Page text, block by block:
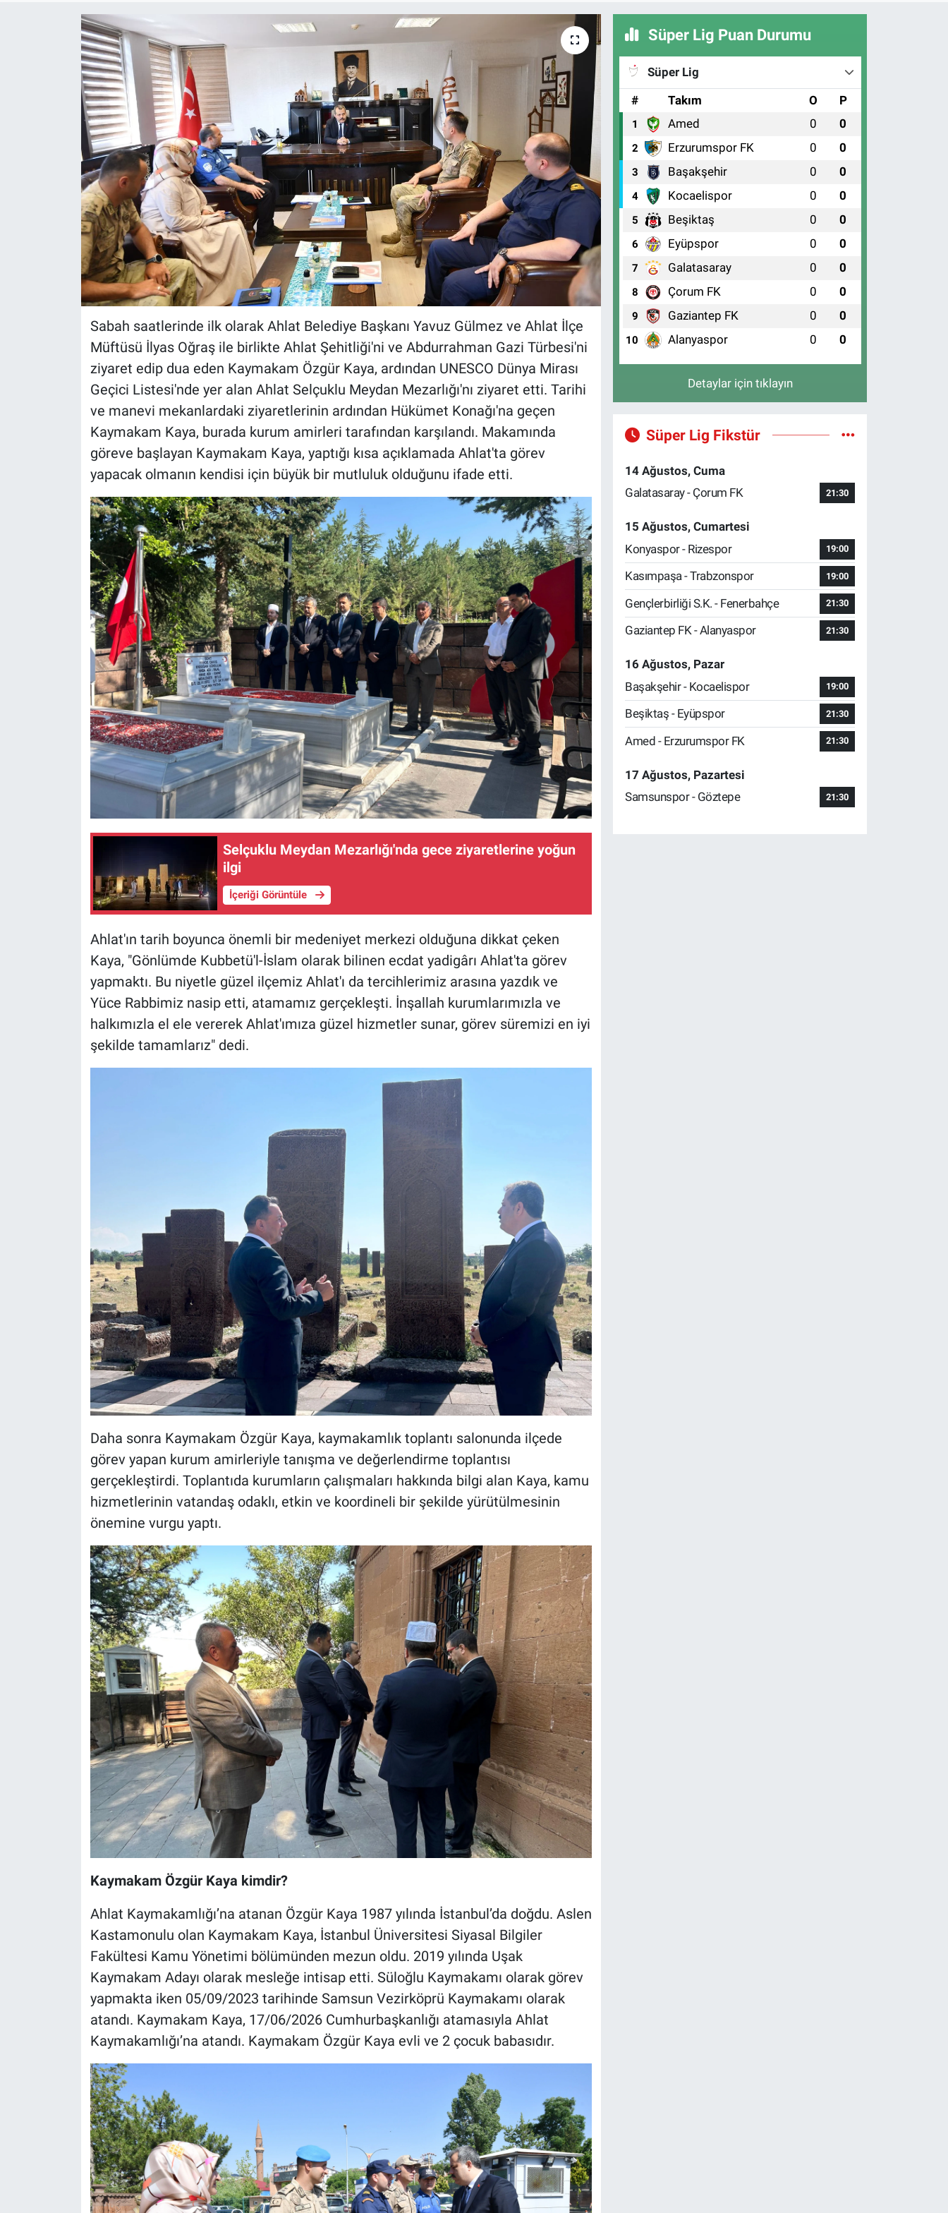
Sabah saatlerinde ilk olarak Ahlat Belediye Başkanı Yavuz Gülmez ve Ahlat İlçe
Müftüsü İlyas Oğraş ile birlikte Ahlat Şehitliği'ni ve Abdurrahman Gazi Türbesi'ni
ziyaret edip dua eden Kaymakam Özgür Kaya, ardından UNESCO Dünya Mirası
Geçici Listesi'nde yer alan Ahlat Selçuklu Meydan Mezarlığı'nı ziyaret etti. Tarihi
ve manevi mekanlardaki ziyaretlerinin ardından Hükümet Konağı'na geçen
Kaymakam Kaya, burada kurum amirleri tarafından karşılandı. Makamında
göreve başlayan Kaymakam Kaya, yaptığı kısa açıklamada Ahlat'ta görev
yapacak olmanın kendisi için büyük bir mutluluk olduğunu ifade etti.
Selçuklu Meydan Mezarlığı'nda gece ziyaretlerine yoğun
ilgi
İçeriği Görüntüle
Ahlat'ın tarih boyunca önemli bir medeniyet merkezi olduğuna dikkat çeken
Kaya, "Gönlümde Kubbetü'l-İslam olarak bilinen ecdat yadigârı Ahlat'ta görev
yapmaktı. Bu niyetle güzel ilçemiz Ahlat'ı da tercihlerimiz arasına yazdık ve
Yüce Rabbimiz nasip etti, atamamız gerçekleşti. İnşallah kurumlarımızla ve
halkımızla el ele vererek Ahlat'ımıza güzel hizmetler sunar, görev süremizi en iyi
şekilde tamamlarız" dedi.
Daha sonra Kaymakam Özgür Kaya, kaymakamlık toplantı salonunda ilçede
görev yapan kurum amirleriyle tanışma ve değerlendirme toplantısı
gerçekleştirdi. Toplantıda kurumların çalışmaları hakkında bilgi alan Kaya, kamu
hizmetlerinin vatandaş odaklı, etkin ve koordineli bir şekilde yürütülmesinin
önemine vurgu yaptı.
Kaymakam Özgür Kaya kimdir?
Ahlat Kaymakamlığı’na atanan Özgür Kaya 1987 yılında İstanbul’da doğdu. Aslen
Kastamonulu olan Kaymakam Kaya, İstanbul Üniversitesi Siyasal Bilgiler
Fakültesi Kamu Yönetimi bölümünden mezun oldu. 2019 yılında Uşak
Kaymakam Adayı olarak mesleğe intisap etti. Süloğlu Kaymakamı olarak görev
yapmakta iken 05/09/2023 tarihinde Samsun Vezirköprü Kaymakamı olarak
atandı. Kaymakam Kaya, 17/06/2026 Cumhurbaşkanlığı atamasıyla Ahlat
Kaymakamlığı’na atandı. Kaymakam Özgür Kaya evli ve 2 çocuk babasıdır.
Süper Lig Puan Durumu
Süper Lig
#
Takım O P
1 Amed 0 0
2 Erzurumspor FK 0 0
3 Başakşehir 0 0
4 Kocaelispor 0 0
5 Beşiktaş 0 0
6 Eyüpspor 0 0
7 Galatasaray 0 0
8 Çorum FK 0 0
9 Gaziantep FK 0 0
10 Alanyaspor 0 0
Detaylar için tıklayın
Süper Lig Fikstür
14 Ağustos, Cuma
Galatasaray - Çorum FK
21:30
15 Ağustos, Cumartesi
Konyaspor - Rizespor
19:00
Kasımpaşa - Trabzonspor 19:00
Gençlerbirliği S.K. - Fenerbahçe 21:30
Gaziantep FK - Alanyaspor 21:30
16 Ağustos, Pazar
Başakşehir - Kocaelispor
19:00
Beşiktaş - Eyüpspor 21:30
Amed - Erzurumspor FK 21:30
17 Ağustos, Pazartesi
Samsunspor - Göztepe
21:30
Gündem
Kültür-Sanat
Magazin
Resmi İlanlar